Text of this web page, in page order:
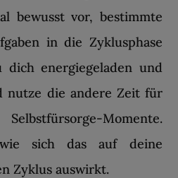
bewusst vor, bestimmte
in die Zyklusphase
energiegeladen und
nutze die andere Zeit für
Momente.
wie sich das auf deine
Zyklus auswirkt.